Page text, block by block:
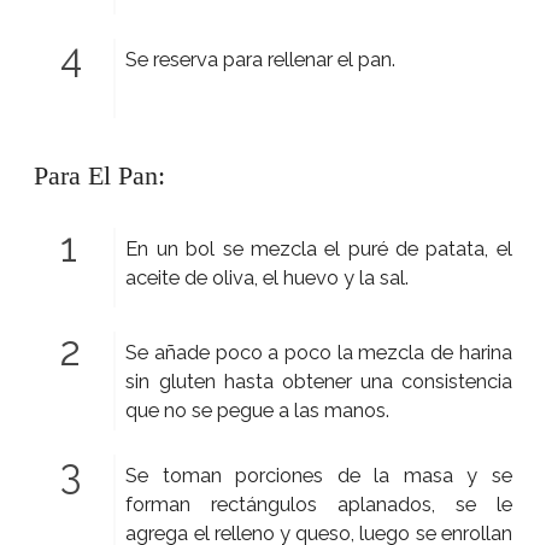
Se reserva para rellenar el pan.
Para El Pan:
En un bol se mezcla el puré de patata, el
aceite de oliva, el huevo y la sal.
Se añade poco a poco la mezcla de harina
sin gluten hasta obtener una consistencia
que no se pegue a las manos.
Se toman porciones de la masa y se
forman rectángulos aplanados, se le
agrega el relleno y queso, luego se enrollan